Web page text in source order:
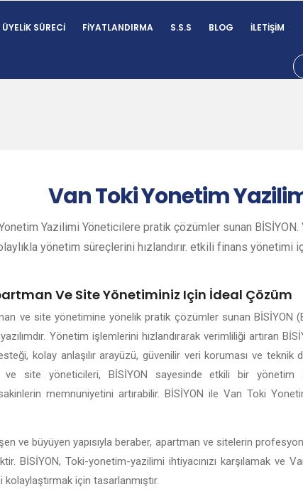
ÜYELIK SÜRECI FIYATLANDIRMA S.S.S BLOG İLETIŞIM
VanToki Yonetim
Yazilimi Yöneticilere pratik çözümler sunan
yönetim süreçlerini hızlandırır. etkili finans yönetimi
Ve Site Yönetiminiz Için İdeal Çözüm
ve site yönetimine yönelik pratik çözümler sunan BİSİYON
Yönetim işlemlerini hızlandırarak verimliliği artıran
kolay anlaşılır arayüzü, güvenilir veri koruması ve teknik
ve site yöneticileri, BİSİYON sayesinde etkili bir yönetim
memnuniyetini artırabilir. BİSİYON ile Van Toki
ve büyüyen yapısıyla beraber, apartman ve sitelerin
BİSİYON, Toki-yonetim-yazilimi ihtiyacınızı karşılamak ve
için tasarlanmıştır.